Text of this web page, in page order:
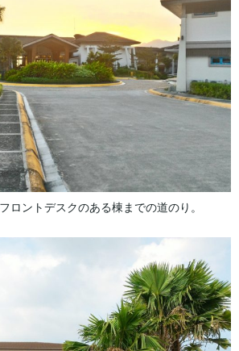
ロントデスクのある棟までの道のり。